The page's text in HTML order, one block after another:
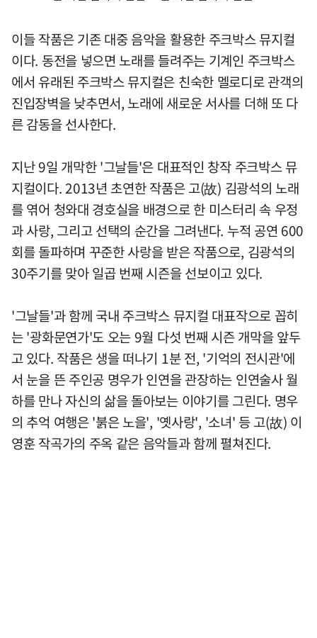
이들 작품은 기존 대중 음악을 활용한 주크박스 뮤지컬
이다. 동전을 넣으면 노래를 들려주는 기계인 주크박스
에서 유래된 주크박스 뮤지컬은 친숙한 멜로디로 관객의
진입장벽을 낮추면서, 노래에 새로운 서사를 더해 또 다
른 감동을 선사한다.
지난 9일 개막한 '그날들'은 대표적인 창작 주크박스 뮤
지컬이다. 2013년 초연한 작품은 고(故) 김광석의 노래
를 엮어 청와대 경호실을 배경으로 한 미스터리 속 우정
과 사랑, 그리고 선택의 순간을 그려낸다. 누적 공연 600
회를 돌파하며 꾸준한 사랑을 받은 작품으로, 김광석의
30주기를 맞아 일곱 번째 시즌을 선보이고 있다.
'그날들'과 함께 국내 주크박스 뮤지컬 대표작으로 꼽히
는 '광화문연가'도 오는 9월 다섯 번째 시즌 개막을 앞두
고 있다. 작품은 생을 떠나기 1분 전, '기억의 전시관'에
서 눈을 뜬 주인공 명우가 인연을 관장하는 인연술사 월
하를 만나 자신의 삶을 돌아보는 이야기를 그린다. 명우
의 추억 여행은 '붉은 노을', '옛사랑', '소녀' 등 고(故) 이
영훈 작곡가의 주옥 같은 음악들과 함께 펼쳐진다.